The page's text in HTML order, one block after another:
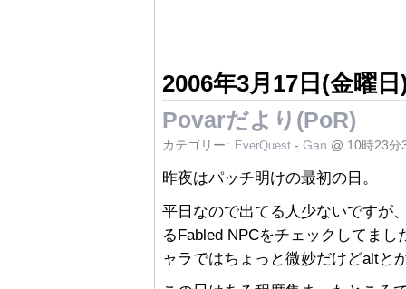
2006年3月17日(金曜日
Povarだより(PoR)
カテゴリー: EverQuest - Gan @ 10時23分
昨夜はパッチ明けの最初の日。
平日なので出てる人少ないですが
るFabled NPCをチェックしてま
ャラではちょっと微妙だけどaltと